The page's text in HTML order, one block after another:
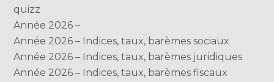
quizz
Année 2026 –
Année 2026 – Indices, taux, barèmes sociaux
Année 2026 – Indices, taux, barèmes juridiques
Année 2026 – Indices, taux, barèmes fiscaux